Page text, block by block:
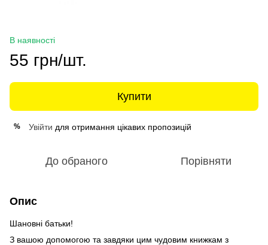
В наявності
55 грн/шт.
Купити
% Увійти для отримання цікавих пропозицій
До обраного Порівняти
Опис
Шановні батьки!
З вашою допомогою та завдяки цим чудовим книжкам з